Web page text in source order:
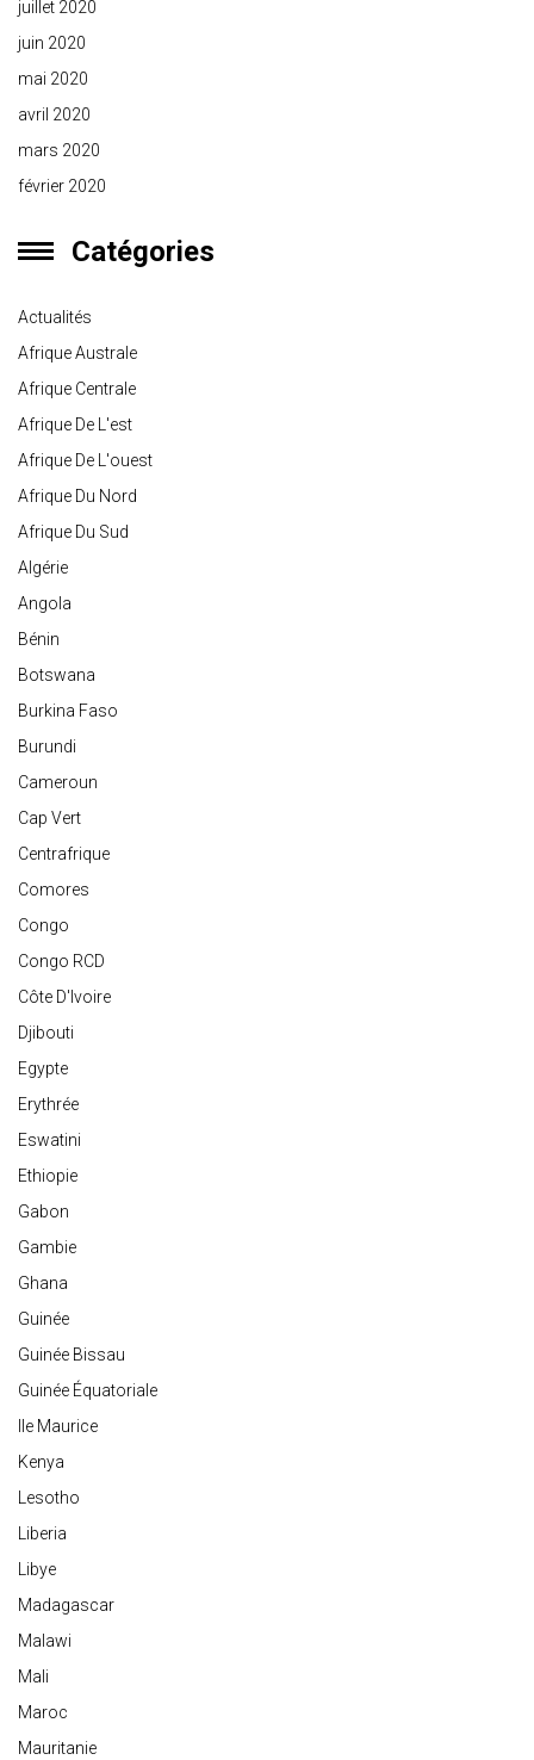
juillet 2020
juin 2020
mai 2020
avril 2020
mars 2020
février 2020
Catégories
Actualités
Afrique Australe
Afrique Centrale
Afrique De L'est
Afrique De L'ouest
Afrique Du Nord
Afrique Du Sud
Algérie
Angola
Bénin
Botswana
Burkina Faso
Burundi
Cameroun
Cap Vert
Centrafrique
Comores
Congo
Congo RCD
Côte D'Ivoire
Djibouti
Egypte
Erythrée
Eswatini
Ethiopie
Gabon
Gambie
Ghana
Guinée
Guinée Bissau
Guinée Équatoriale
Ile Maurice
Kenya
Lesotho
Liberia
Libye
Madagascar
Malawi
Mali
Maroc
Mauritanie